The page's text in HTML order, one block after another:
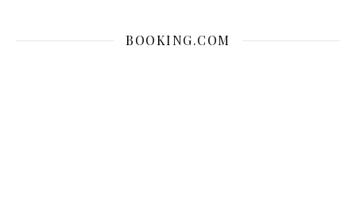
BOOKING.COM